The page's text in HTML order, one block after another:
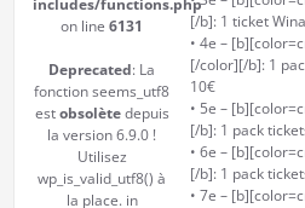
on line 6131
Deprecated: La
fonction seems_utf8
estobsolètedepuis
la version 6.9.0 !
Utilisez
wp_is_valid_utf8() à
la place. in
[/b]: 1 ticket
• 4e –
[/color][/b]: 1
10€
• 5e –
[/b]: 1 pack
• 6e –
[/b]: 1 pack
• 7e –